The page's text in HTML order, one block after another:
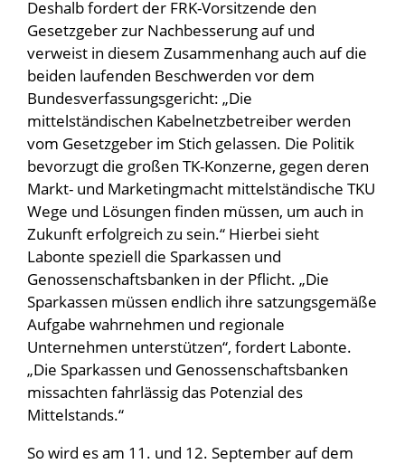
Deshalb fordert der FRK-Vorsitzende den
Gesetzgeber zur Nachbesserung auf und
verweist in diesem Zusammenhang auch auf die
beiden laufenden Beschwerden vor dem
Bundesverfassungsgericht: „Die
mittelständischen Kabelnetzbetreiber werden
vom Gesetzgeber im Stich gelassen. Die Politik
bevorzugt die großen TK-Konzerne, gegen deren
Markt- und Marketingmacht mittelständische TKU
Wege und Lösungen finden müssen, um auch in
Zukunft erfolgreich zu sein.“ Hierbei sieht
Labonte speziell die Sparkassen und
Genossenschaftsbanken in der Pflicht. „Die
Sparkassen müssen endlich ihre satzungsgemäße
Aufgabe wahrnehmen und regionale
Unternehmen unterstützen“, fordert Labonte.
„Die Sparkassen und Genossenschaftsbanken
missachten fahrlässig das Potenzial des
Mittelstands.“
So wird es am 11. und 12. September auf dem